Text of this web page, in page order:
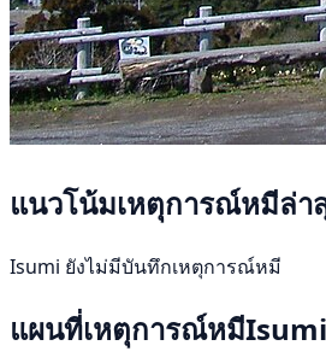
แนวโน้มเหตุการณ์หมีล่า
Isumi ยังไม่มีบันทึกเหตุการณ์หมี
แผนที่เหตุการณ์หมีIsumi